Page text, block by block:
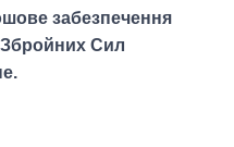
забезпечення
Збройних Сил